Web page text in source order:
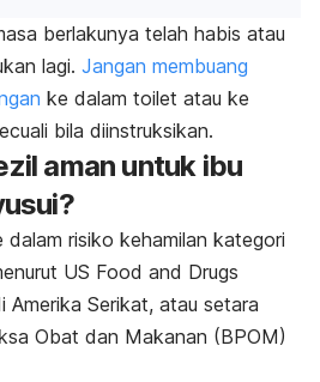
berlakunya telah habis atau
lagi. Jangan membuang
ke dalam toilet atau ke
bila diinstruksikan.
aman untuk ibu
dalam risiko kehamilan kategori
US Food and Drugs
Amerika Serikat, atau setara
Obat dan Makanan (BPOM)